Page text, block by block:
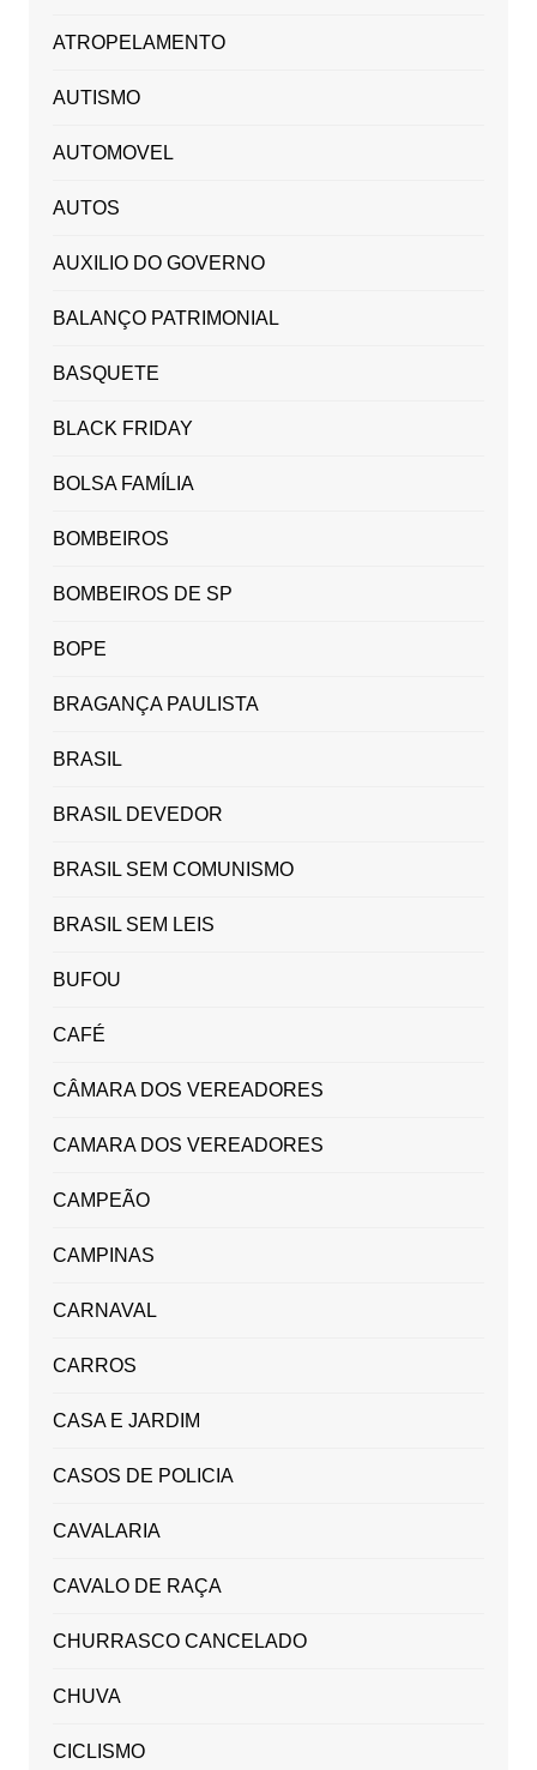
ATROPELAMENTO
AUTISMO
AUTOMOVEL
AUTOS
AUXILIO DO GOVERNO
BALANÇO PATRIMONIAL
BASQUETE
BLACK FRIDAY
BOLSA FAMÍLIA
BOMBEIROS
BOMBEIROS DE SP
BOPE
BRAGANÇA PAULISTA
BRASIL
BRASIL DEVEDOR
BRASIL SEM COMUNISMO
BRASIL SEM LEIS
BUFOU
CAFÉ
CÂMARA DOS VEREADORES
CAMARA DOS VEREADORES
CAMPEÃO
CAMPINAS
CARNAVAL
CARROS
CASA E JARDIM
CASOS DE POLICIA
CAVALARIA
CAVALO DE RAÇA
CHURRASCO CANCELADO
CHUVA
CICLISMO